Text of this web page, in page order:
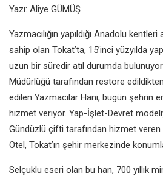
Yazı: Aliye GÜMÜŞ
Yazmacılığın yapıldığı Anadolu
sahip olan Tokat’ta, 15’inci yüzyılda
uzun bir süredir atıl durumda
Müdürlüğü tarafından restore
edilen Yazmacılar Hanı, bugün şehrin
hizmet veriyor. Yap-İşlet-Devret
Gündüzlü çifti tarafından hizmet veren
Otel, Tokat’ın şehir merkezinde
Selçuklu eseri olan bu han, 700 yıllık